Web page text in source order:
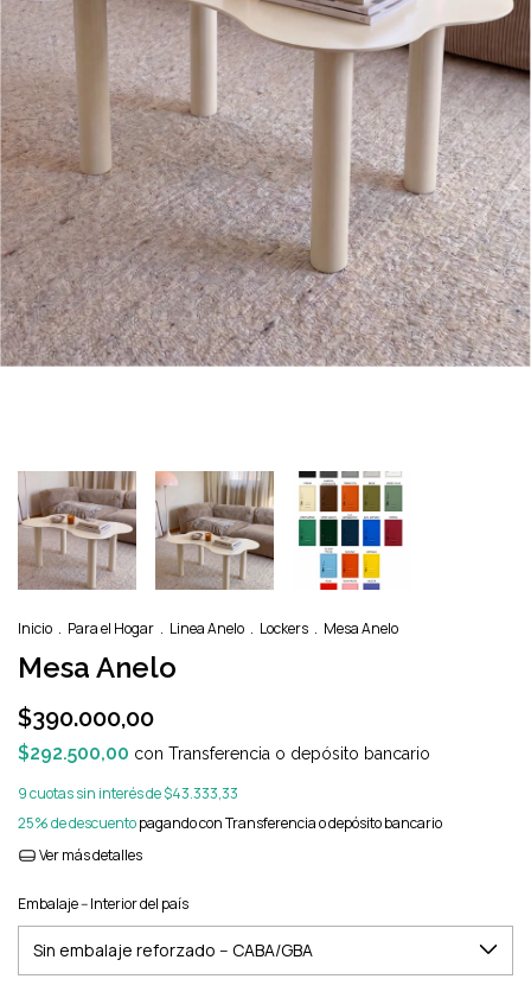
Inicio . Para el Hogar . Linea Anelo . Lockers . Mesa Anelo
Mesa Anelo
$390.000,00
$292.500,00 con Transferencia o depósito bancario
9cuotas sin interés de$43.333,33
25% de descuentopagando con Transferencia o depósito bancario
Ver más detalles
Embalaje -- Interior del país